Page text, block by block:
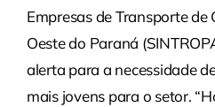
Empresas de Transporte de
Oeste do Paraná
alerta para a necessidade
mais jovens para o setor.